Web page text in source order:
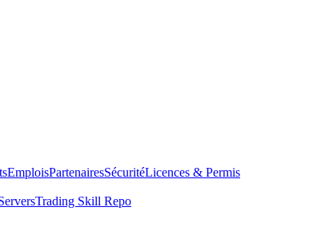
EmploisPartenairesSécuritéLicences & Permis
Trading Skill Repo